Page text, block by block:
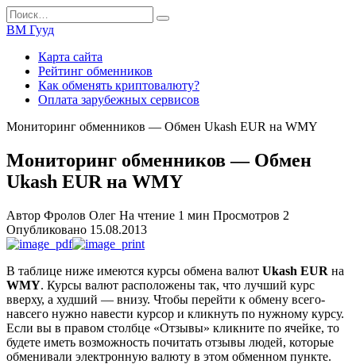
Перейти
к
содержанию
Search
for:
ВМ Гууд
Карта сайта
Рейтинг обменников
Как обменять криптовалюту?
Оплата зарубежных сервисов
Мониторинг обменников — Обмен Ukash EUR на WMY
Мониторинг обменников — Обмен
Ukash EUR на WMY
Автор Фролов Олег На чтение 1 мин Просмотров 2
Опубликовано 15.08.2013
В таблице ниже имеются курсы обмена валют Ukash EUR на
WMY. Курсы валют расположены так, что лучший курс
вверху, а худший — внизу. Чтобы перейти к обмену всего-
навсего нужно навести курсор и кликнуть по нужному курсу.
Если вы в правом столбце «Отзывы» кликните по ячейке, то
будете иметь возможность почитать отзывы людей, которые
обменивали электронную валюту в этом обменном пункте.